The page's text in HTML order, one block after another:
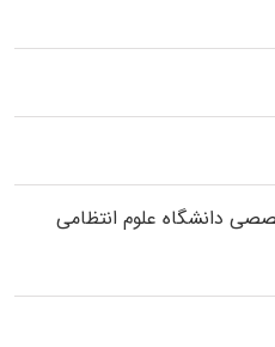
داﻧﺸﮕﺎه ﻋﻠﻮم انتظامی